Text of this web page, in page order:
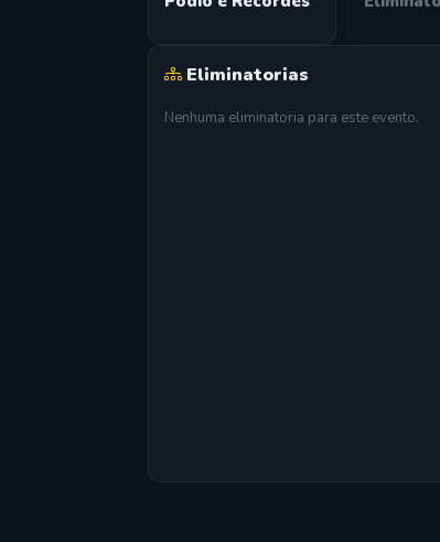
Eliminatorias
Nenhuma eliminatoria para este evento.